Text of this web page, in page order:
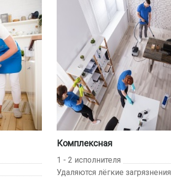
Комплексная
1 - 2 исполнителя
Удаляются лёгкие загрязнения